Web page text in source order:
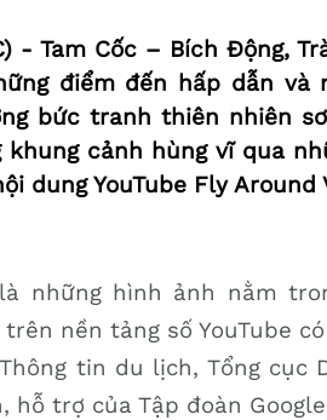
- Tam Cốc – Bích Động,
điểm đến hấp dẫn và
bức tranh thiên nhiên
khung cảnh hùng vĩ qua
dung YouTube Fly Around
những hình ảnh nằm
trên nền tảng số YouTube
tin du lịch, Tổng cục
hỗ trợ của Tập đoàn